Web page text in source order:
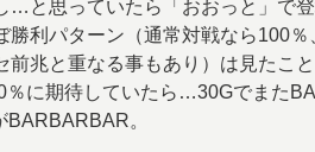
…と思っていたら「おおっと」で
利パターン（通常対戦なら100
兆と重なる事もあり）は見たこ
に期待していたら…30Gでまた
。